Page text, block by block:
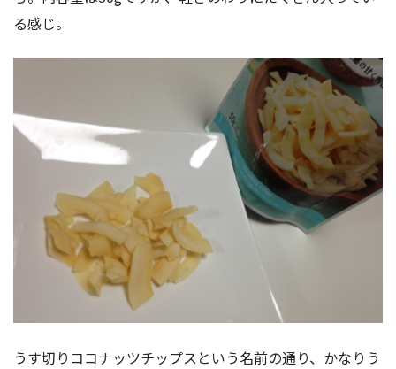
る感じ。
うす切りココナッツチップスという名前の通り、かなりう